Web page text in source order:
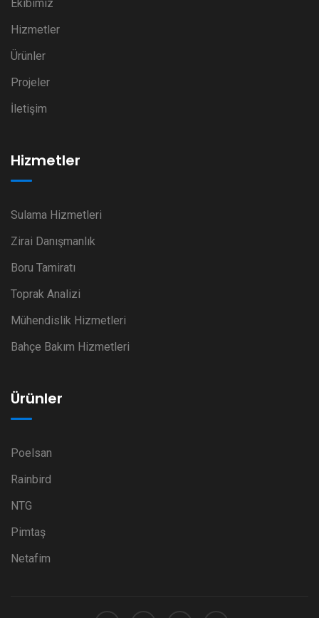
Ekibimiz
Hizmetler
Ürünler
Projeler
İletişim
Hizmetler
Sulama Hizmetleri
Zirai Danışmanlık
Boru Tamiratı
Toprak Analizi
Mühendislik Hizmetleri
Bahçe Bakım Hizmetleri
Ürünler
Poelsan
Rainbird
NTG
Pimtaş
Netafim